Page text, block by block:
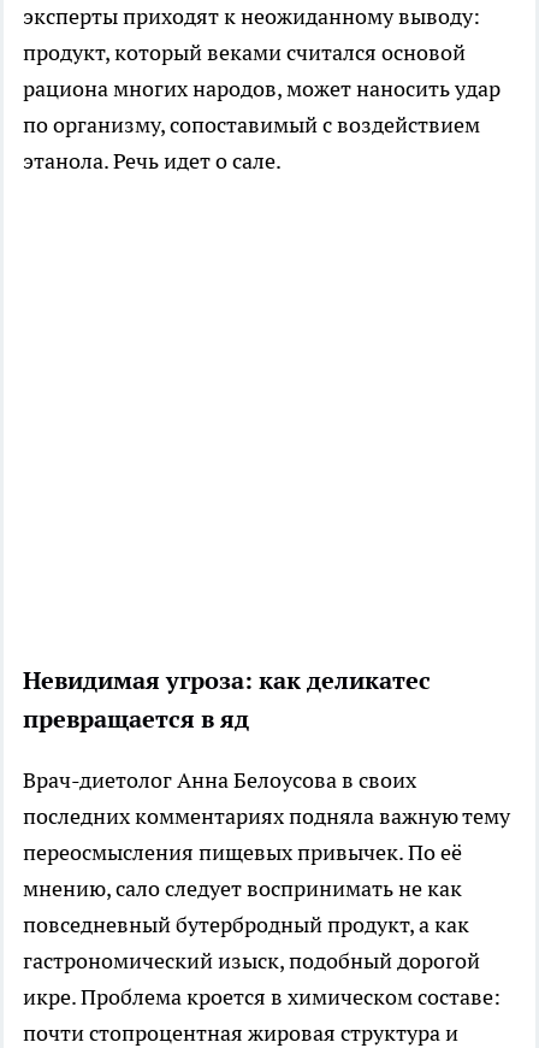
эксперты приходят к неожиданному выводу:
продукт, который веками считался основой
рациона многих народов, может наносить удар
по организму, сопоставимый с воздействием
этанола. Речь идет о сале.
Невидимая угроза: как деликатес
превращается в яд
Врач-диетолог Анна Белоусова в своих
последних комментариях подняла важную тему
переосмысления пищевых привычек. По её
мнению, сало следует воспринимать не как
повседневный бутербродный продукт, а как
гастрономический изыск, подобный дорогой
икре. Проблема кроется в химическом составе:
почти стопроцентная жировая структура и